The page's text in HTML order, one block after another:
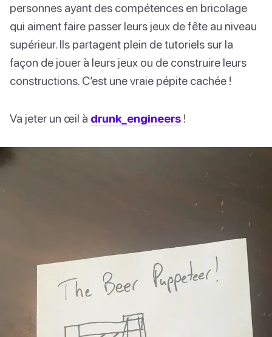
personnes ayant des compétences en bricolage
qui aiment faire passer leurs jeux de fête au niveau
supérieur. Ils partagent plein de tutoriels sur la
façon de jouer à leurs jeux ou de construire leurs
constructions. C’est une vraie pépite cachée !
Va jeter un œil à drunk_engineers !